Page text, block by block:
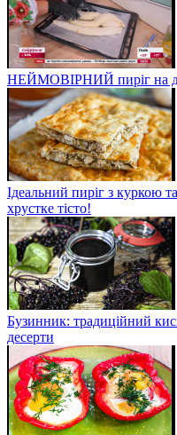
НЕЙМОВІРНИЙ пиріг на
Ідеальний пиріг з куркою
хрустке тісто!
Бузинник: традиційний
десерти